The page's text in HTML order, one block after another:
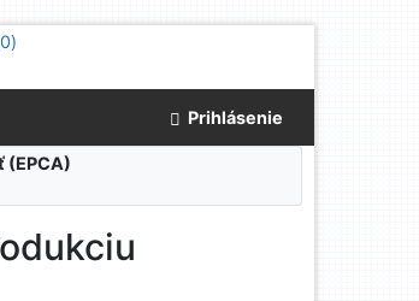
0)
Prihlásenie
(EPCA)